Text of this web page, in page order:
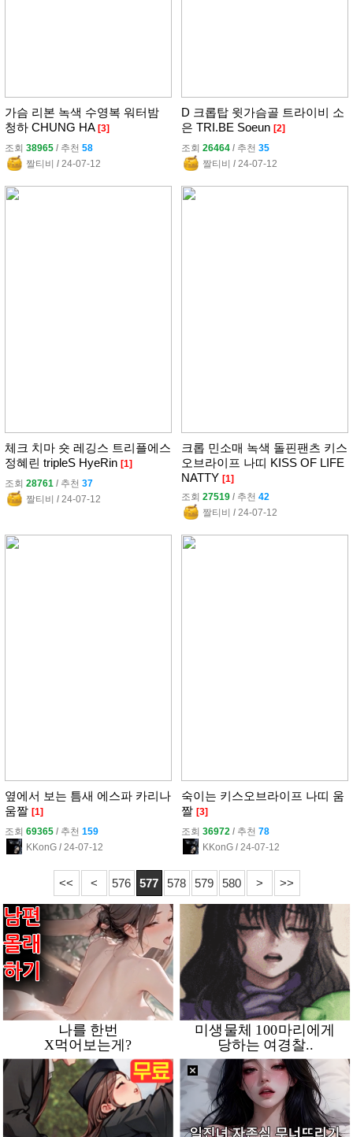
가슴 리본 녹색 수영복 워터밤
청하 CHUNG HA [3]
조회 38965 l 추천 58
짤티비 l 24-07-12
D 크롭탑 윗가슴골 트라이비 소
은 TRI.BE Soeun [2]
조회 26464 l 추천 35
짤티비 l 24-07-12
체크 치마 숏 레깅스 트리플에스
정혜린 tripleS HyeRin [1]
조회 28761 l 추천 37
짤티비 l 24-07-12
크롭 민소매 녹색 돌핀팬츠 키스
오브라이프 나띠 KISS OF LIFE
NATTY [1]
조회 27519 l 추천 42
짤티비 l 24-07-12
옆에서 보는 틈새 에스파 카리나
움짤 [1]
조회 69365 l 추천 159
KKonG l 24-07-12
숙이는 키스오브라이프 나띠 움
짤 [3]
조회 36972 l 추천 78
KKonG l 24-07-12
<< < 576 577 578 579 580 > >>